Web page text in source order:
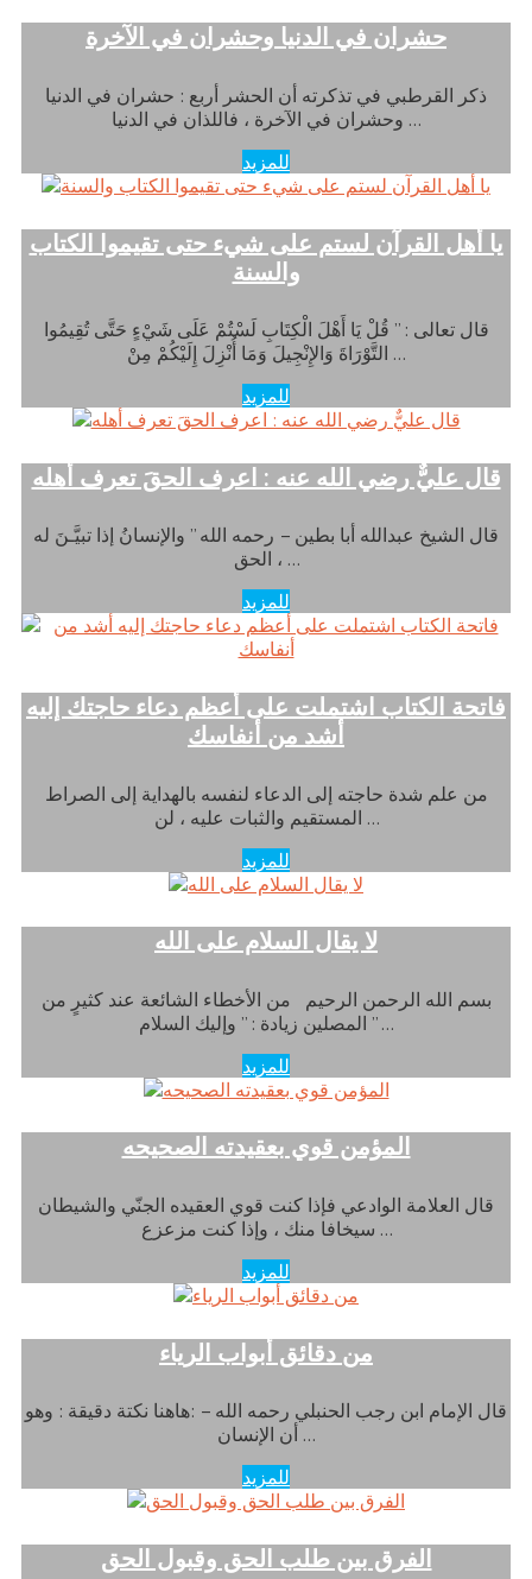
حشران في الدنيا وحشران في الآخرة
ذكر القرطبي في تذكرته أن الحشر أربع : حشران في الدنيا
وحشران في الآخرة ، فاللذان في الدنيا …
للمزيد
يا أهل القرآن لستم على شيء حتى تقيموا الكتاب
والسنة
قال تعالى : ” قُلْ يَا أَهْلَ الْكِتَابِ لَسْتُمْ عَلَى شَيْءٍ حَتَّى تُقِيمُوا
التَّوْرَاةَ وَالإِنْجِيلَ وَمَا أُنْزِلَ إِلَيْكُمْ مِنْ …
للمزيد
قال عليٌّ رضي الله عنه : اعرف الحقَ تعرف أهله
قال الشيخ عبدالله أبا بطين – رحمه الله ” والإنسانُ إذا تبيَّـنَ له
الحق ، …
للمزيد
فاتحة الكتاب اشتملت على أعظم دعاء حاجتك إليه
أشد من أنفاسك
من علم شدة حاجته إلى الدعاء لنفسه بالهداية إلى الصراط
المستقيم والثبات عليه ، لن …
للمزيد
لا يقال السلام على الله
بسم الله الرحمن الرحيم من الأخطاء الشائعة عند كثيرٍ من
المصلين زيادة : ” وإليك السلام ” …
للمزيد
المؤمن قوي بعقيدته الصحيحه
قال العلامة الوادعي فإذا كنت قوي العقيده الجنّي والشيطان
سيخافا منك ، وإذا كنت مزعزع …
للمزيد
من دقائق أبواب الرياء
قال الإمام ابن رجب الحنبلي رحمه الله – :هاهنا نكتة دقيقة : وهو
أن الإنسان …
للمزيد
الفرق بين طلب الحق وقبول الحق